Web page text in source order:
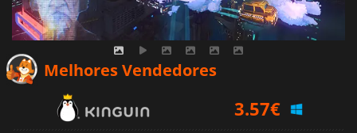
Melhores Vendedores
4.09€